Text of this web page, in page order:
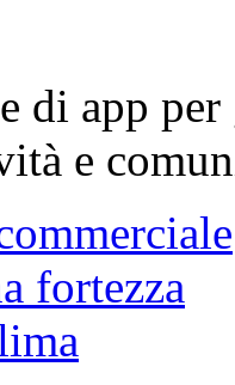
di app
e